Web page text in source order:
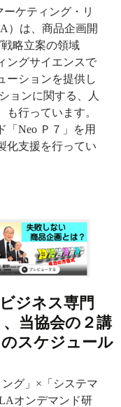
ケティング・リ
）は、商品企画開
略立案の領域
ングサイエンスで
ーションを提供し
ョンに関する、人
行っています。
「Neo Ｐ７」を用
化支援を行ってい
ジネス専門
当協会の２講
スケジュール
グ」×「システマ
オンデマンド研